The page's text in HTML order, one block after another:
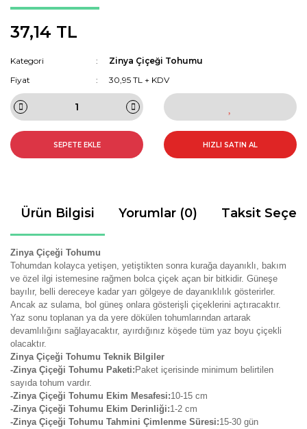
37,14 TL
Kategori
Zinya Çiçeği Tohumu
Fiyat
30,95 TL + KDV
SEPETE EKLE HIZLI SATIN AL
Ürün Bilgisi Yorumlar (0) Taksit
Zinya Çiçeği Tohumu
Tohumdan kolayca yetişen, yetiştikten sonra kurağa dayanıklı, bakım
ve özel ilgi istemesine rağmen bolca çiçek açan bir bitkidir. Güneşe
bayılır, belli dereceye kadar yarı gölgeye de dayanıklılık gösterirler.
Ancak az sulama, bol güneş onlara gösterişli çiçeklerini açtıracaktır.
Yaz sonu toplanan ya da yere dökülen tohumlarından artarak
devamlılığını sağlayacaktır, ayırdığınız köşede tüm yaz boyu çiçekli
olacaktır.
Zinya Çiçeği Tohumu Teknik Bilgiler
-Zinya Çiçeği Tohumu Paketi: Paket içerisinde minimum belirtilen
sayıda tohum vardır.
-Zinya Çiçeği Tohumu Ekim Mesafesi:10-15 cm
-Zinya Çiçeği Tohumu Ekim Derinliği:1-2 cm
-Zinya Çiçeği Tohumu Tahmini Çimlenme Süresi:15-30 gün